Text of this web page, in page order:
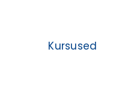
Kursused